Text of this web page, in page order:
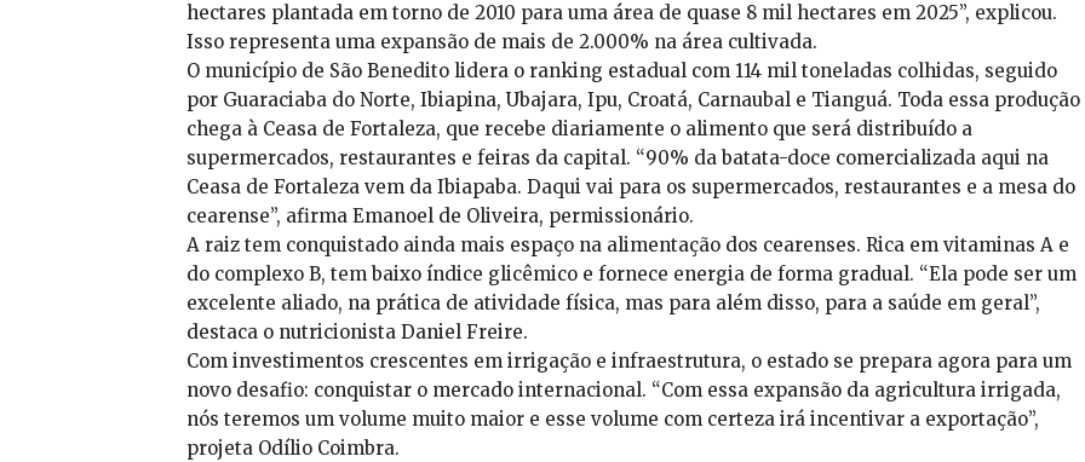
hectares plantada em torno de 2010 para uma área de quase 8 mil hectares em 2025”, explicou.
Isso representa uma expansão de mais de 2.000% na área cultivada.
O município de São Benedito lidera o ranking estadual com 114 mil toneladas colhidas, seguido
por Guaraciaba do Norte, Ibiapina, Ubajara, Ipu, Croatá, Carnaubal e Tianguá. Toda essa produção
chega à Ceasa de Fortaleza, que recebe diariamente o alimento que será distribuído a
supermercados, restaurantes e feiras da capital. “90% da batata-doce comercializada aqui na
Ceasa de Fortaleza vem da Ibiapaba. Daqui vai para os supermercados, restaurantes e a mesa do
cearense”, afirma Emanoel de Oliveira, permissionário.
A raiz tem conquistado ainda mais espaço na alimentação dos cearenses. Rica em vitaminas A e
do complexo B, tem baixo índice glicêmico e fornece energia de forma gradual. “Ela pode ser um
excelente aliado, na prática de atividade física, mas para além disso, para a saúde em geral”,
destaca o nutricionista Daniel Freire.
Com investimentos crescentes em irrigação e infraestrutura, o estado se prepara agora para um
novo desafio: conquistar o mercado internacional. “Com essa expansão da agricultura irrigada,
nós teremos um volume muito maior e esse volume com certeza irá incentivar a exportação”,
projeta Odílio Coimbra.